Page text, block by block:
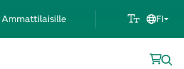
Ammattilaisille FI